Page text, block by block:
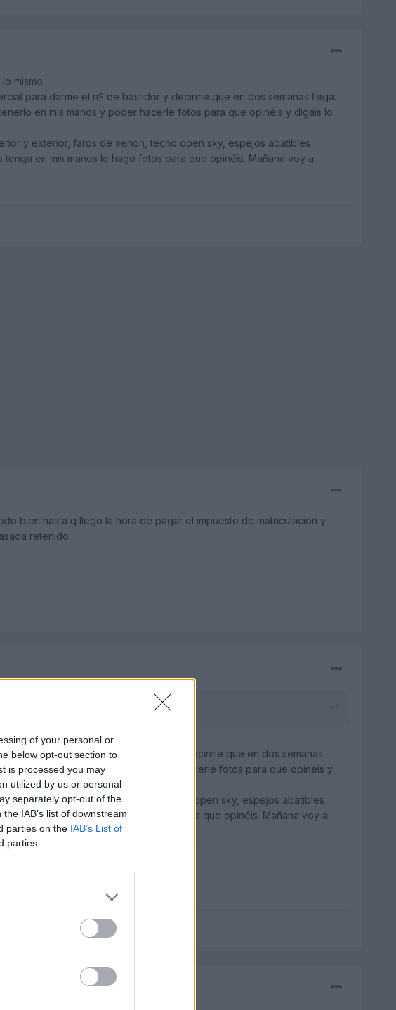
of your personal or
below opt-out section to
is processed you may
utilized by us or personal
separately opt-out of the
IAB’s list of downstream
parties on the IAB’s List of
parties.
mismo.
para darme el nº de bastidor y decirme que en dos semanas llega.
en mis manos y poder hacerle fotos para que opinéis y digáis lo
y exterior, faros de xenon, techo open sky, espejos abatibles
en mis manos le hago fotos para que opinéis. Mañana voy a
bien hasta q llego la hora de pagar el impuesto de matriculacion y
retenido
lo mismo.
para darme el nº de bastidor y decirme que en dos semanas
por tenerlo en mis manos y poder hacerle fotos para que opinéis y
y exterior, faros de xenon, techo open sky, espejos abatibles
tenga en mis manos le hago fotos para que opinéis. Mañana voy a